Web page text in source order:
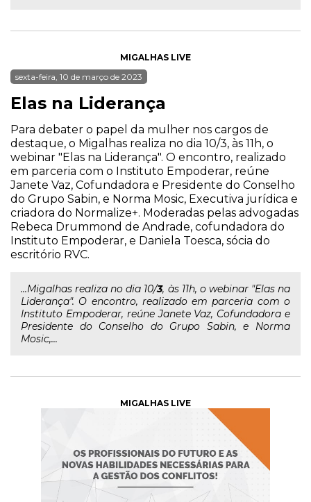
MIGALHAS LIVE
sexta-feira, 10 de março de 2023
Elas na Liderança
Para debater o papel da mulher nos cargos de
destaque, o Migalhas realiza no dia 10/3, às 11h, o
webinar "Elas na Liderança". O encontro, realizado
em parceria com o Instituto Empoderar, reúne
Janete Vaz, Cofundadora e Presidente do Conselho
do Grupo Sabin, e Norma Mosic, Executiva jurídica e
criadora do Normalize+. Moderadas pelas advogadas
Rebeca Drummond de Andrade, cofundadora do
Instituto Empoderar, e Daniela Toesca, sócia do
escritório RVC.
...Migalhas realiza no dia 10/3, às 11h, o webinar "Elas na
Liderança". O encontro, realizado em parceria com o
Instituto Empoderar, reúne Janete Vaz, Cofundadora e
Presidente do Conselho do Grupo Sabin, e Norma
Mosic,...
MIGALHAS LIVE